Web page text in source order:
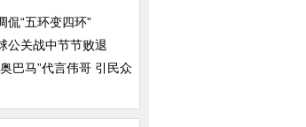
侃“五环变四环”
公关战中节节败退
巴马”代言伟哥 引民众